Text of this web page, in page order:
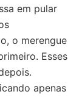
em pular
o merengue
Esses
apenas